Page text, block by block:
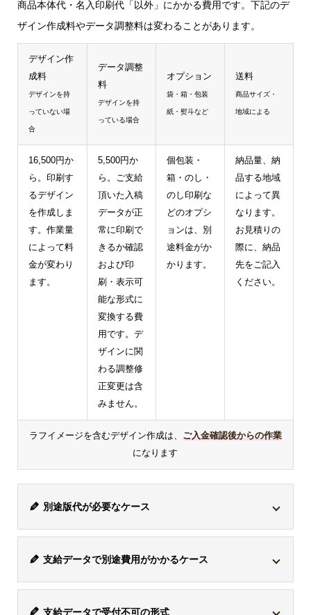
商品本体代・名入印刷代「以外」にかかる費用です。下記のデ
ザイン作成料やデータ調整料は変わることがあります。
デザイン作
成料
デザインを持
っていない場
合
データ調整
料
デザインを持
っている場合
オプション
袋・箱・包装
紙・熨斗など
送料
商品サイズ・
地域による
16,500円か
ら。印刷す
るデザイン
を作成しま
す。作業量
によって料
金が変わり
ます。
5,500円か
ら。ご支給
頂いた入稿
データが正
常に印刷で
きるか確認
および印
刷・表示可
能な形式に
変換する費
用です。デ
ザインに関
わる調整修
正変更は含
みません。
個包装・
箱・のし・
のし印刷な
どのオプシ
ョンは、別
途料金がか
かります。
納品量、納
品する地域
によって異
なります。
お見積りの
際に、納品
先をご記入
ください。
ラフイメージを含むデザイン作成は、 ご入金確認後からの作業
になります
別途版代が必要なケース
商品は各々対応している印刷方式が異なります。シルク
印刷・パッド印刷に対応している商品でこの印刷方式を
選択した場合、1色ごとに版が必要になるため、別途版
支給データで別途費用がかかるケース
支給データは、アドビのイラストレーターファイル
「 *.ai / CMYK / 解像度350dpi以上
支給データで受付不可の形式